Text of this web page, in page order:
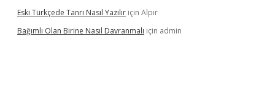
Eski Türkçede Tanrı Nasıl Yazılır için Alpır
Bağımlı Olan Birine Nasıl Davranmalı için admin